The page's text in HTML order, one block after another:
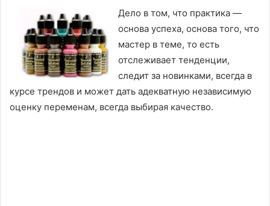
Дело в том, что практика —
основа успеха, основа того, что
мастер в теме, то есть
отслеживает тенденции,
следит за новинками, всегда в
курсе трендов и может дать адекватную независимую
оценку переменам, всегда выбирая качество.